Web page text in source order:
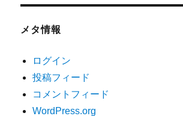
メタ情報
ログイン
投稿フィード
コメントフィード
WordPress.org